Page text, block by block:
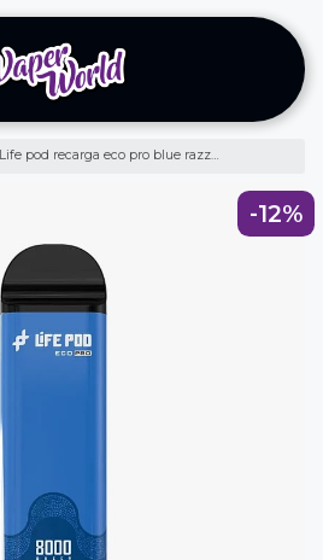
Life pod recarga eco pro blue razz ice 8.000 puff
-12%